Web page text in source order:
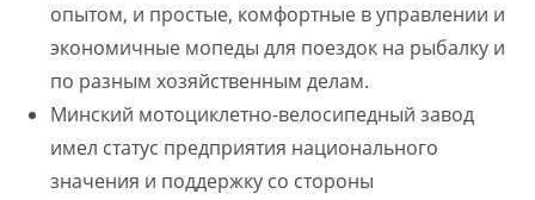
опытом, и простые, комфортные в управлении и
экономичные мопеды для поездок на рыбалку и
по разным хозяйственным делам.
Минский мотоциклетно-велосипедный завод
имел статус предприятия национального
значения и поддержку со стороны